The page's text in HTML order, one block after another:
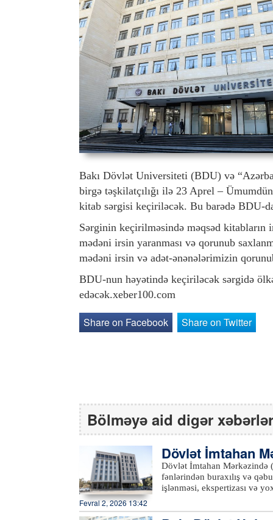
Bakı Dövlət Universiteti (BDU) və
birgə təşkilatçılığı ilə 23 Aprel –
kitab sərgisi keçiriləcək. Bu barədə BDU-
Sərginin keçirilməsində məqsəd
mədəni irsin yaranması və qorunub
mədəni irsin və adət-ənənələrimizin
BDU-nun həyətində keçiriləcək sərgidə
edəcək.xeber100.com
Share on Facebook Share on Twitter
Bölməyə aid digər xəbərlər
Dövlət İmtahan
müddəti uzadılıb
Dövlət İmtahan
fənlərindən buraxılış və
işlənməsi, ekspertizası və
və pedaqojiyönümlü ali
Fevral 2, 2026 13:42